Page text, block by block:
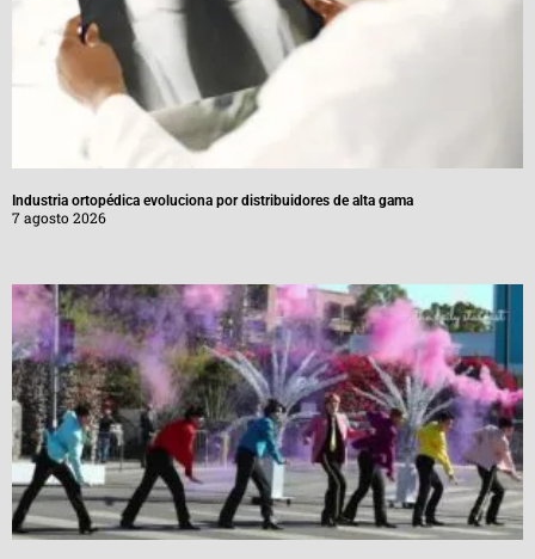
Industria ortopédica evoluciona por distribuidores de alta gama
7 agosto 2026